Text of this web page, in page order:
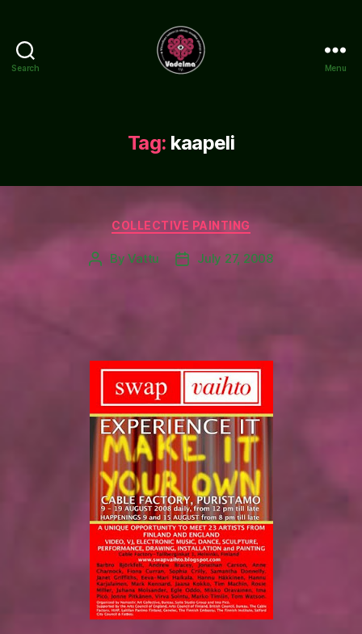
Search Menu
Tag: kaapeli
Categories
COLLECTIVE PAINTING
PostByVattu
PostJuly 27, 2008